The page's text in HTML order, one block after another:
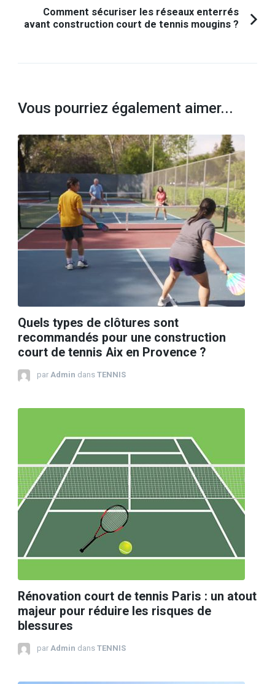
Comment sécuriser les réseaux enterrés
avant construction court de tennis mougins ?
Vous pourriez également aimer...
Quels types de clôtures sont
recommandés pour une construction
court de tennis Aix en Provence ?
par Admin dans TENNIS
Rénovation court de tennis Paris : un atout
majeur pour réduire les risques de
blessures
par Admin dans TENNIS